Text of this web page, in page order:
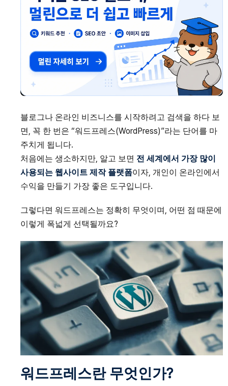
블로그나 온라인 비즈니스를 시작하려고 검색을 하다 보
면, 꼭 한 번은 “워드프레스(WordPress)”라는 단어를 마
주치게 됩니다.
처음에는 생소하지만, 알고 보면 전 세계에서 가장 많이
사용되는 웹사이트 제작 플랫폼이자, 개인이 온라인에서
수익을 만들기 가장 좋은 도구입니다.
그렇다면 워드프레스는 정확히 무엇이며, 어떤 점 때문에
이렇게 폭넓게 선택될까요?
워드프레스란 무엇인가?